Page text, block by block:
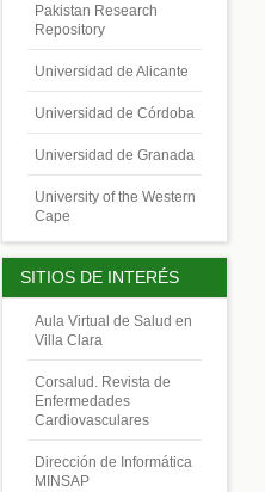
Pakistan Research
Repository
Universidad de Alicante
Universidad de Córdoba
Universidad de Granada
University of the Western
Cape
SITIOS DE INTERÉS
Aula Virtual de Salud en
Villa Clara
Corsalud. Revista de
Enfermedades
Cardiovasculares
Dirección de Informática
MINSAP